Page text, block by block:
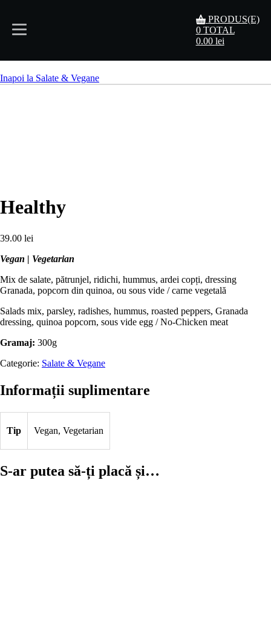
PRODUS(E)
0 TOTAL
0.00 lei
Inapoi la Salate & Vegane
Healthy
39.00 lei
Vegan | Vegetarian
Mix de salate, pătrunjel, ridichi, hummus, ardei copți, dressing
Granada, popcorn din quinoa, ou sous vide / carne vegetală
Salads mix, parsley, radishes, hummus, roasted peppers, Granada
dressing, quinoa popcorn, sous vide egg / No-Chicken meat
Gramaj: 300g
Categorie: Salate & Vegane
Informații suplimentare
Tip Vegan, Vegetarian
S-ar putea să-ți placă și…